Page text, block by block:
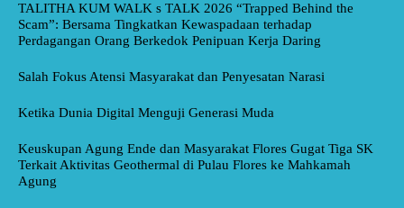
TALITHA KUM WALK s TALK 2026 “Trapped Behind the
Scam”: Bersama Tingkatkan Kewaspadaan terhadap
Perdagangan Orang Berkedok Penipuan Kerja Daring
Salah Fokus Atensi Masyarakat dan Penyesatan Narasi
Ketika Dunia Digital Menguji Generasi Muda
Keuskupan Agung Ende dan Masyarakat Flores Gugat Tiga SK
Terkait Aktivitas Geothermal di Pulau Flores ke Mahkamah
Agung